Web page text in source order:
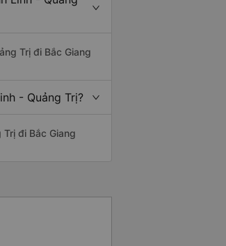
Trị đi Bắc Giang
- Quảng Trị?
đi Bắc Giang